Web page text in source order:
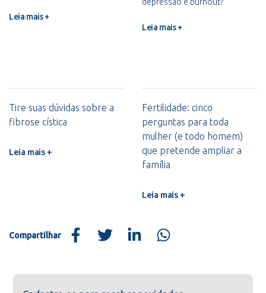
Leia mais +
Leia mais +
Tire suas dúvidas sobre a
fibrose cística
Leia mais +
Fertilidade: cinco
perguntas para toda
mulher (e todo homem)
que pretende ampliar a
família
Leia mais +
Compartilhar